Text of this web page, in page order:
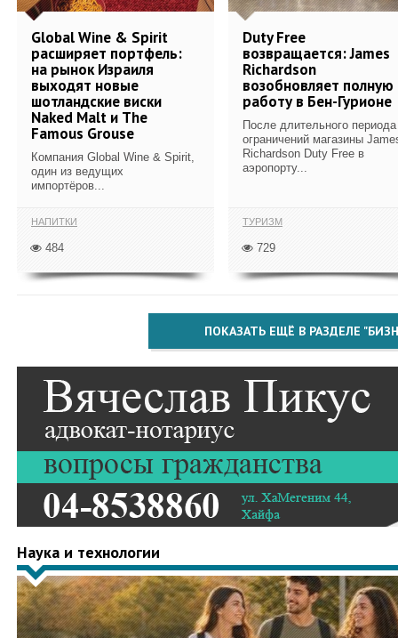
Global Wine & Spirit
расширяет портфель:
на рынок Израиля
выходят новые
шотландские виски
Naked Malt и The
Famous Grouse
Компания Global Wine & Spirit,
один из ведущих
импортёров...
НАПИТКИ
484
Duty Free
возвращается: James
Richardson
возобновляет полную
работу в Бен-Гурионе
После длительного периода
ограничений магазины
Richardson Duty Free в
аэропорту...
ТУРИЗМ
729
ПОКАЗАТЬ ЕЩЁ В РАЗДЕЛЕ
Наука и технологии